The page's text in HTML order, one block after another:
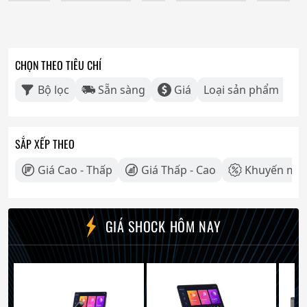
CHỌN THEO TIÊU CHÍ
Bộ lọc Sẵn sàng Giá Loại sản phẩm
SẮP XẾP THEO
Giá Cao - Thấp Giá Thấp - Cao Khuyến mãi
GIÁ SHOCK HÔM NAY